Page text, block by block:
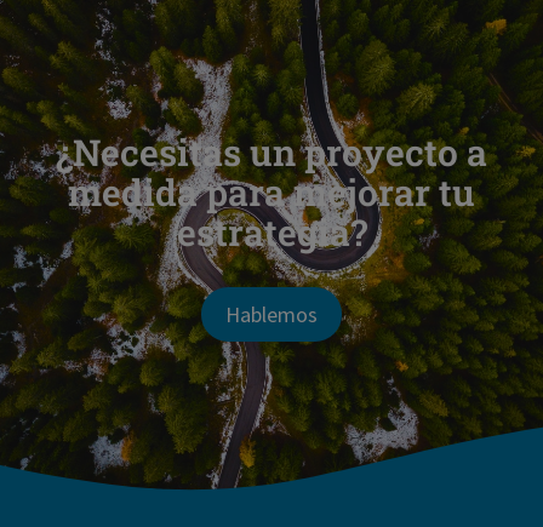
¿Necesitas un proyecto a
medida para mejorar tu
estrategia?
Hablemos